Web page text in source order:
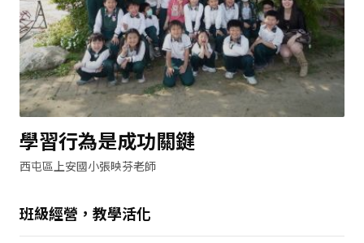
學習行為是成功關鍵
西屯區上安國小張映芬老師
班級經營，教學活化